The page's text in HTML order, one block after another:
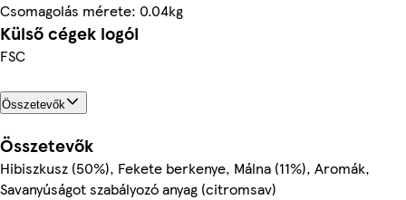
Csomagolás mérete: 0.04kg
Külső cégek logói
FSC
Összetevők
Összetevők
Hibiszkusz (50%), Fekete berkenye, Málna (11%), Aromák,
Savanyúságot szabályozó anyag (citromsav)